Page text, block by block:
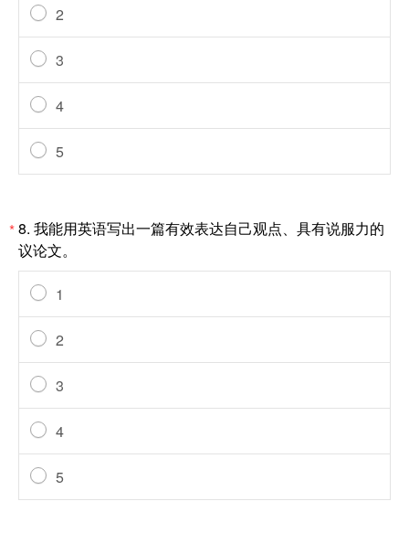
2
3
4
5
*8. 我能用英语写出一篇有效表达自己观点、具有说服力的
议论文。
1
2
3
4
5